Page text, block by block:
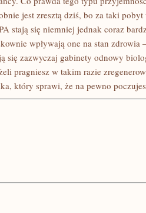
jest zresztą dziś, bo za taki
stają się niemniej jednak coraz
wpływają one na stan zdrowia
się zazwyczaj gabinety odnowy
pragniesz w takim razie
który sprawi, że na pewno